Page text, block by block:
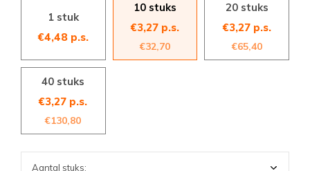
1 stuk
€4,48 p.s.
10 stuks
€3,27 p.s.
€32,70
20 stuks
€3,27 p.s.
€65,40
40 stuks
€3,27 p.s.
€130,80